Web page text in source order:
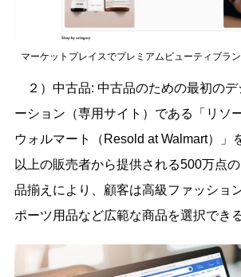
マーケットプレイスでプレミアムビューティブラ
２）中古品: 中古品のための最初のデ
ーション（専用サイト）である「リソ
ウォルマート（Resold at Walmart）」
以上の販売者から提供される500万点
品揃えにより、顧客は高級ファッショ
ポーツ用品など広範な商品を選択でき